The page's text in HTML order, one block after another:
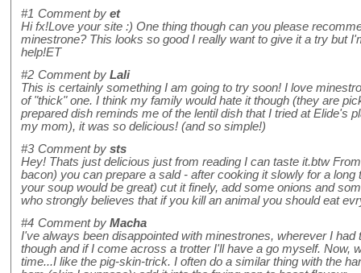
#1 Comment by et
Hi fx!Love your site :) One thing though can you please
minestrone? This looks so good I really want to give it a try but
help!ET
#2 Comment by Lali
This is certainly something I am going to try soon! I love
of "thick" one. I think my family would hate it though (they are
prepared dish reminds me of the lentil dish that I tried at Elide's
my mom), it was so delicious! (and so simple!)
#3 Comment by sts
Hey! Thats just delicious just from reading I can taste it.btw
bacon) you can prepare a sald - after cooking it slowly for a
your soup would be great) cut it finely, add some onions and
who strongly believes that if you kill an animal you should eat
#4 Comment by Macha
I've always been disappointed with minestrones, wherever I had
though and if I come across a trotter I'll have a go myself. Now,
time...I like the pig-skin-trick. I often do a similar thing with the